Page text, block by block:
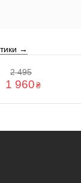
→
2 495
1 960₴